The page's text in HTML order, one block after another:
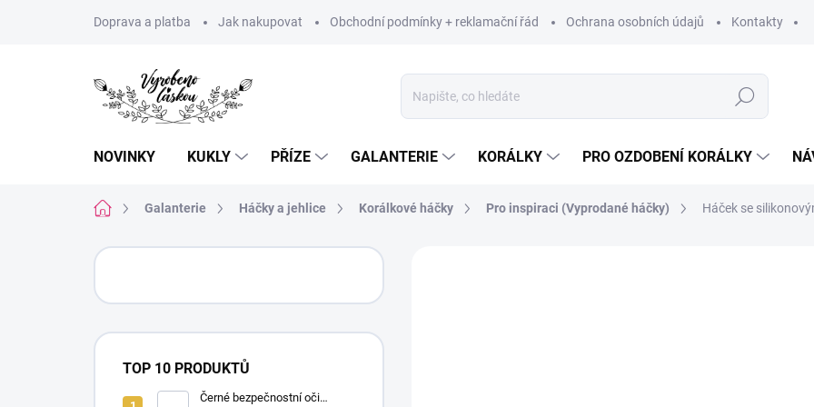
Doprava a platba Jak nakupovat Obchodní podmínky + reklamační řád Ochrana osobních údajů Kontakty
Hledat
NOVINKY KUKLY PŘÍZE GALANTERIE KORÁLKY PRO OZDOBENÍ KORÁLKY
Domů Galanterie Háčky a jehlice Korálkové háčky Pro inspiraci (Vyprodané háčky) Háček se
P
s
r
TOP 10 PRODUKTŮ
Černé bezpečnostní oči